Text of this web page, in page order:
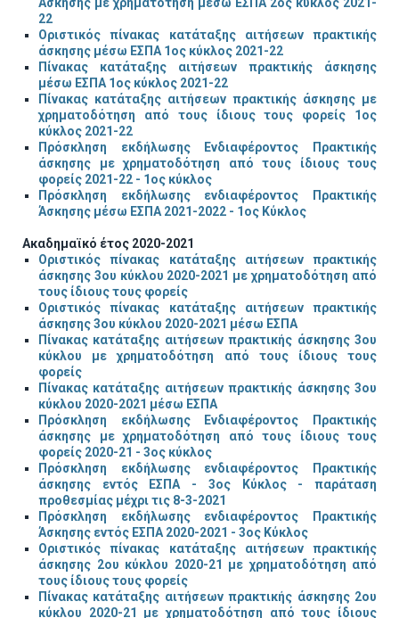
22
Οριστικός πίνακας κατάταξης αιτήσεων πρακτικής
άσκησης μέσω ΕΣΠΑ 1ος κύκλος 2021-22
Πίνακας κατάταξης αιτήσεων πρακτικής άσκησης
μέσω ΕΣΠΑ 1ος κύκλος 2021-22
Πίνακας κατάταξης αιτήσεων πρακτικής άσκησης με
χρηματοδότηση από τους ίδιους τους φορείς 1ος
κύκλος 2021-22
Πρόσκληση εκδήλωσης Ενδιαφέροντος Πρακτικής
άσκησης με χρηματοδότηση από τους ίδιους τους
φορείς 2021-22 - 1ος κύκλος
Πρόσκληση εκδήλωσης ενδιαφέροντος Πρακτικής
Άσκησης μέσω ΕΣΠΑ 2021-2022 - 1ος Κύκλος
Ακαδημαϊκό έτος 2020-2021
Οριστικός πίνακας κατάταξης αιτήσεων πρακτικής
άσκησης 3ου κύκλου 2020-2021 με χρηματοδότηση από
τους ίδιους τους φορείς
Οριστικός πίνακας κατάταξης αιτήσεων πρακτικής
άσκησης 3ου κύκλου 2020-2021 μέσω ΕΣΠΑ
Πίνακας κατάταξης αιτήσεων πρακτικής άσκησης 3ου
κύκλου με χρηματοδότηση από τους ίδιους τους
φορείς
Πίνακας κατάταξης αιτήσεων πρακτικής άσκησης 3ου
κύκλου 2020-2021 μέσω ΕΣΠΑ
Πρόσκληση εκδήλωσης Ενδιαφέροντος Πρακτικής
άσκησης με χρηματοδότηση από τους ίδιους τους
φορείς 2020-21 - 3ος κύκλος
Πρόσκληση εκδήλωσης ενδιαφέροντος Πρακτικής
άσκησης εντός ΕΣΠΑ - 3ος Κύκλος - παράταση
προθεσμίας μέχρι τις 8-3-2021
Πρόσκληση εκδήλωσης ενδιαφέροντος Πρακτικής
Άσκησης εντός ΕΣΠΑ 2020-2021 - 3ος Κύκλος
Οριστικός πίνακας κατάταξης αιτήσεων πρακτικής
άσκησης 2ου κύκλου 2020-21 με χρηματοδότηση από
τους ίδιους τους φορείς
Πίνακας κατάταξης αιτήσεων πρακτικής άσκησης 2ου
κύκλου 2020-21 με χρηματοδότηση από τους ίδιους